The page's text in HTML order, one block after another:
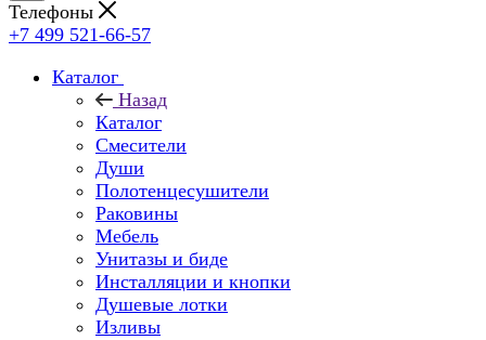
Телефоны
+7 499 521-66-57
Каталог
Назад
Каталог
Смесители
Души
Полотенцесушители
Раковины
Мебель
Унитазы и биде
Инсталляции и кнопки
Душевые лотки
Изливы